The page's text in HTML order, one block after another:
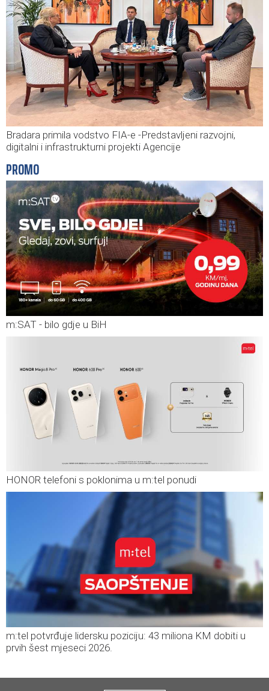
Bradara primila vodstvo FIA-e -Predstavljeni razvojni,
digitalni i infrastrukturni projekti Agencije
PROMO
m:SAT - bilo gdje u BiH
HONOR telefoni s poklonima u m:tel ponudi
m:tel potvrđuje lidersku poziciju: 43 miliona KM dobiti u
prvih šest mjeseci 2026.